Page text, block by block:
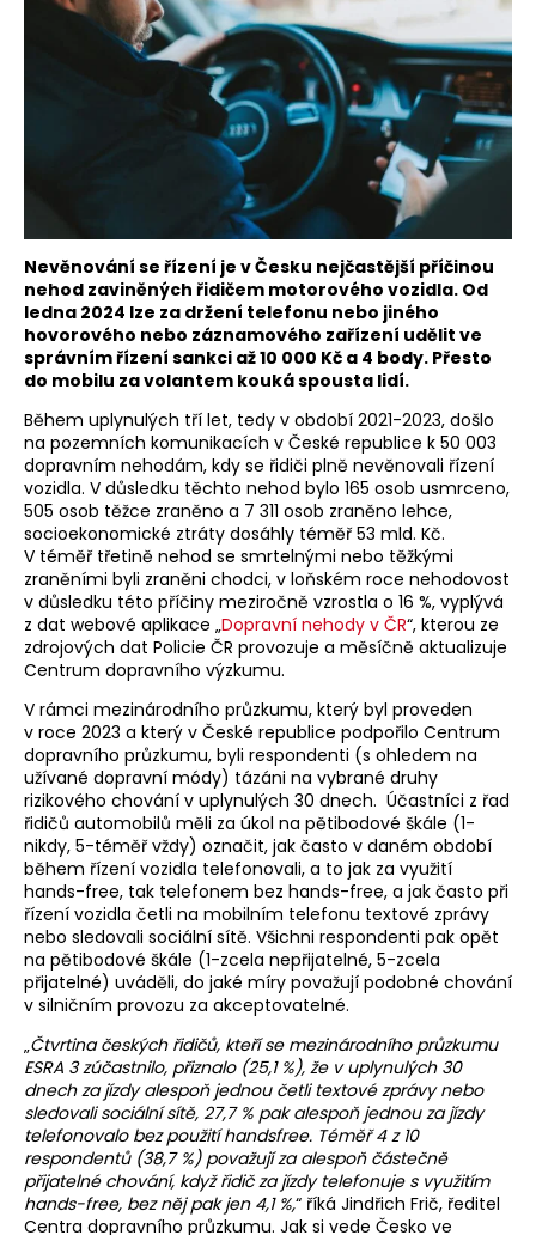
Nevěnování se řízení je v Česku nejčastější příčinou
nehod zaviněných řidičem motorového vozidla. Od
ledna 2024 lze za držení telefonu nebo jiného
hovorového nebo záznamového zařízení udělit ve
správním řízení sankci až 10 000 Kč a 4 body. Přesto
do mobilu za volantem kouká spousta lidí.
Během uplynulých tří let, tedy v období 2021-2023, došlo
na pozemních komunikacích v České republice k 50 003
dopravním nehodám, kdy se řidiči plně nevěnovali řízení
vozidla. V důsledku těchto nehod bylo 165 osob usmrceno,
505 osob těžce zraněno a 7 311 osob zraněno lehce,
socioekonomické ztráty dosáhly téměř 53 mld. Kč.
V téměř třetině nehod se smrtelnými nebo těžkými
zraněními byli zraněni chodci, v loňském roce nehodovost
v důsledku této příčiny meziročně vzrostla o 16 %, vyplývá
z dat webové aplikace „Dopravní nehody v ČR“, kterou ze
zdrojových dat Policie ČR provozuje a měsíčně aktualizuje
Centrum dopravního výzkumu.
V rámci mezinárodního průzkumu, který byl proveden
v roce 2023 a který v České republice podpořilo Centrum
dopravního průzkumu, byli respondenti (s ohledem na
užívané dopravní módy) tázáni na vybrané druhy
rizikového chování v uplynulých 30 dnech. Účastníci z řad
řidičů automobilů měli za úkol na pětibodové škále (1-
nikdy, 5-téměř vždy) označit, jak často v daném období
během řízení vozidla telefonovali, a to jak za využití
hands-free, tak telefonem bez hands-free, a jak často při
řízení vozidla četli na mobilním telefonu textové zprávy
nebo sledovali sociální sítě. Všichni respondenti pak opět
na pětibodové škále (1-zcela nepřijatelné, 5-zcela
přijatelné) uváděli, do jaké míry považují podobné chování
v silničním provozu za akceptovatelné.
„Čtvrtina českých řidičů, kteří se mezinárodního průzkumu
ESRA 3 zúčastnilo, přiznalo (25,1 %), že v uplynulých 30
dnech za jízdy alespoň jednou četli textové zprávy nebo
sledovali sociální sítě, 27,7 % pak alespoň jednou za jízdy
telefonovalo bez použití handsfree. Téměř 4 z 10
respondentů (38,7 %) považují za alespoň částečně
přijatelné chování, když řidič za jízdy telefonuje s využitím
hands-free, bez něj pak jen 4,1 %,“ říká Jindřich Frič, ředitel
Centra dopravního průzkumu. Jak si vede Česko ve